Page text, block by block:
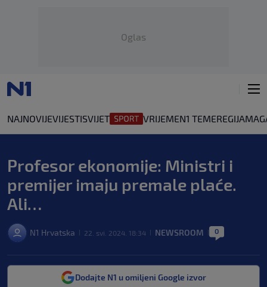
Oglas
NAJNOVIJEVIJESTISVIJET VRIJEMEN1 TEMEREGIJA
Profesor ekonomije: Ministri i
premijer imaju premale plaće.
Ali…
N1 Hrvatska 22. svi. 2024. 18:34 NEWSROOM 0
Dodajte N1 u omiljeni Google izvor